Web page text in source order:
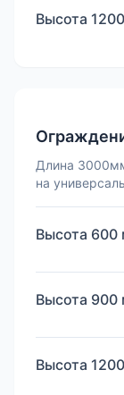
Высота 1200
Длина
на
Высота 600
Высота 900
Высота 1200